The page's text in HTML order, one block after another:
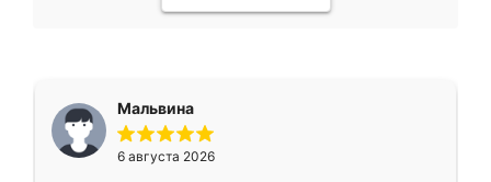
Мальвина
6 августа 2026